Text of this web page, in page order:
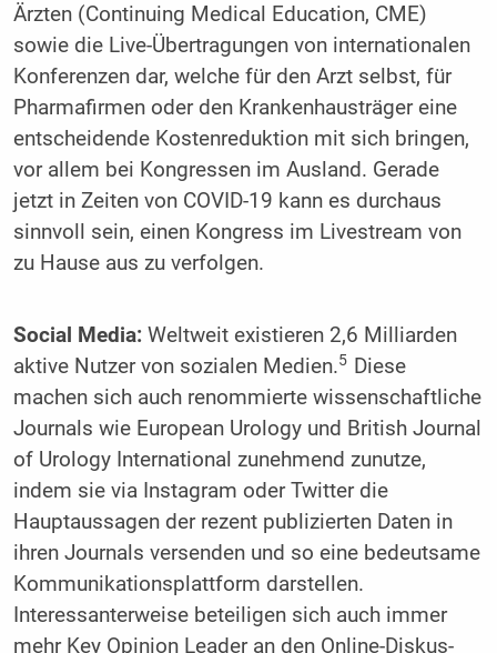
Ärzten (Continuing Medical Education, CME)
sowie die Live-Übertragungen von internationalen
Konferenzen dar, welche für den Arzt selbst, für
Pharmafirmen oder den Krankenhausträger eine
entscheidende Kostenreduktion mit sich bringen,
vor allem bei Kongressen im Ausland. Gerade
jetzt in Zeiten von COVID-19 kann es durchaus
sinnvoll sein, einen Kongress im Livestream von
zu Hause aus zu verfolgen.
Social Media:Weltweit existieren 2,6 Milliarden
aktive Nutzer von sozialen Medien.5 Diese
machen sich auch renommierte wissenschaftliche
Journals wie European Urology und British Journal
of Urology International zunehmend zunutze,
indem sie via Instagram oder Twitter die
Hauptaussagen der rezent publizierten Daten in
ihren Journals versenden und so eine bedeutsame
Kommunikationsplattform darstellen.
Interessanterweise beteiligen sich auch immer
mehr Key Opinion Leader an den Online-Diskus­